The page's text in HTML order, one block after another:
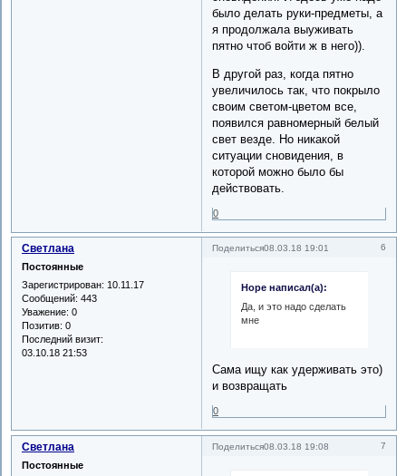
было делать руки-предметы, а
я продолжала выуживать
пятно чтоб войти ж в него)).
В другой раз, когда пятно
увеличилось так, что покрыло
своим светом-цветом все,
появился равномерный белый
свет везде. Но никакой
ситуации сновидения, в
которой можно было бы
действовать.
0
Поделиться 6
08.03.18 19:01
Светлана
Постоянные
Зарегистрирован: 10.11.17
Сообщений: 443
Уважение: 0
Позитив: 0
Последний визит:
03.10.18 21:53
Hope написал(а):
Да, и это надо сделать
мне
Сама ищу как удерживать это)
и возвращать
0
Поделиться 7
08.03.18 19:08
Светлана
Постоянные